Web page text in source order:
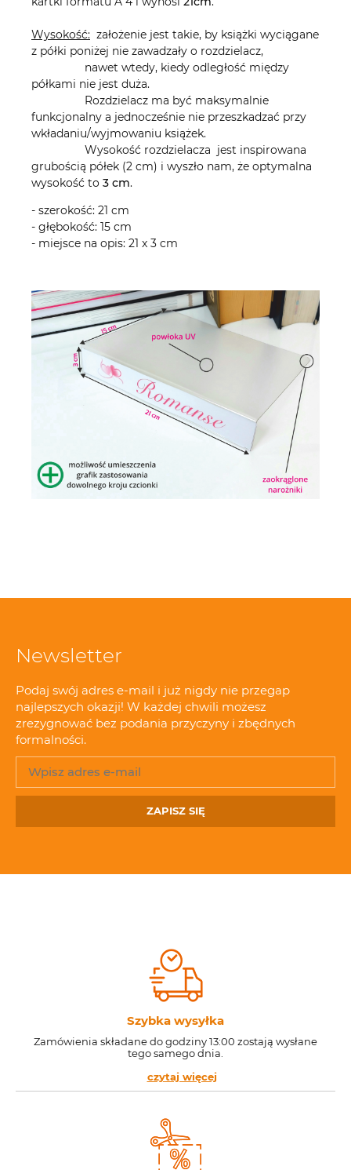
Wysokość: założenie jest takie, by książki wyciągane
z półki poniżej nie zawadzały o rozdzielacz,
nawet wtedy, kiedy odległość między
półkami nie jest duża.
Rozdzielacz ma być maksymalnie
funkcjonalny a jednocześnie nie przeszkadzać przy
wkładaniu/wyjmowaniu książek.
Wysokość rozdzielacza jest inspirowana
grubością półek (2 cm) i wyszło nam, że optymalna
wysokość to 3 cm.
- szerokość: 21 cm
- głębokość: 15 cm
- miejsce na opis: 21 x 3 cm
Newsletter
Podaj swój adres e-mail i już nigdy nie przegap
najlepszych okazji! W każdej chwili możesz
zrezygnować bez podania przyczyny i zbędnych
formalności.
ZAPISZ SIĘ
Szybka wysyłka
Zamówienia składane do godziny 13:00 zostają wysłane
tego samego dnia.
czytaj więcej